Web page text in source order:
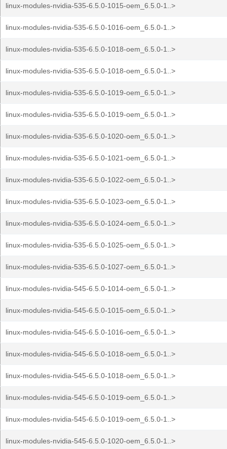
linux-modules-nvidia-535-6.5.0-1015-oem_6.5.0-1..>
linux-modules-nvidia-535-6.5.0-1016-oem_6.5.0-1..>
linux-modules-nvidia-535-6.5.0-1018-oem_6.5.0-1..>
linux-modules-nvidia-535-6.5.0-1018-oem_6.5.0-1..>
linux-modules-nvidia-535-6.5.0-1019-oem_6.5.0-1..>
linux-modules-nvidia-535-6.5.0-1019-oem_6.5.0-1..>
linux-modules-nvidia-535-6.5.0-1020-oem_6.5.0-1..>
linux-modules-nvidia-535-6.5.0-1021-oem_6.5.0-1..>
linux-modules-nvidia-535-6.5.0-1022-oem_6.5.0-1..>
linux-modules-nvidia-535-6.5.0-1023-oem_6.5.0-1..>
linux-modules-nvidia-535-6.5.0-1024-oem_6.5.0-1..>
linux-modules-nvidia-535-6.5.0-1025-oem_6.5.0-1..>
linux-modules-nvidia-535-6.5.0-1027-oem_6.5.0-1..>
linux-modules-nvidia-545-6.5.0-1014-oem_6.5.0-1..>
linux-modules-nvidia-545-6.5.0-1015-oem_6.5.0-1..>
linux-modules-nvidia-545-6.5.0-1016-oem_6.5.0-1..>
linux-modules-nvidia-545-6.5.0-1018-oem_6.5.0-1..>
linux-modules-nvidia-545-6.5.0-1018-oem_6.5.0-1..>
linux-modules-nvidia-545-6.5.0-1019-oem_6.5.0-1..>
linux-modules-nvidia-545-6.5.0-1019-oem_6.5.0-1..>
linux-modules-nvidia-545-6.5.0-1020-oem_6.5.0-1..>